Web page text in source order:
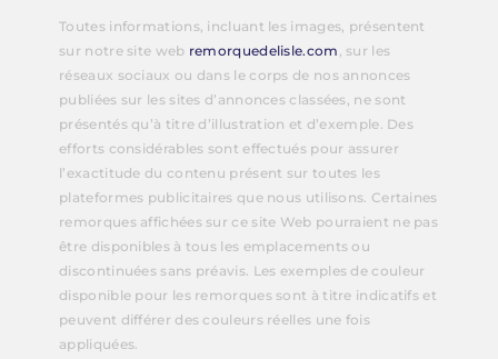
Toutes informations, incluant les images, présentent
sur notre site web remorquedelisle.com , sur les
réseaux sociaux ou dans le corps de nos annonces
publiées sur les sites d’annonces classées, ne sont
présentés qu’à titre d’illustration et d’exemple. Des
efforts considérables sont effectués pour assurer
l’exactitude du contenu présent sur toutes les
plateformes publicitaires que nous utilisons. Certaines
remorques affichées sur ce site Web pourraient ne pas
être disponibles à tous les emplacements ou
discontinuées sans préavis. Les exemples de couleur
disponible pour les remorques sont à titre indicatifs et
peuvent différer des couleurs réelles une fois
appliquées.